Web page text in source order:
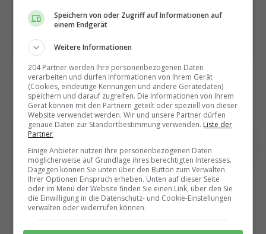
Speichern von oder Zugriff auf Informationen auf
einem Endgerät
Weitere Informationen
204 Partner werden Ihre personenbezogenen Daten
verarbeiten und dürfen Informationen von Ihrem Gerät
(Cookies, eindeutige Kennungen und andere Gerätedaten)
speichern und darauf zugreifen. Die Informationen von Ihrem
Gerät können mit den Partnern geteilt oder speziell von dieser
Website verwendet werden. Wir und unsere Partner dürfen
genaue Daten zur Standortbestimmung verwenden. Liste der
Partner
Einige Anbieter nutzen Ihre personenbezogenen Daten
möglicherweise auf Grundlage ihres berechtigten Interesses.
Dagegen können Sie unten über den Button zum Verwalten
Ihrer Optionen Einspruch erheben. Unten auf dieser Seite
oder im Menü der Website finden Sie einen Link, über den Sie
die Einwilligung in die Datenschutz- und Cookie-Einstellungen
verwalten oder widerrufen können.